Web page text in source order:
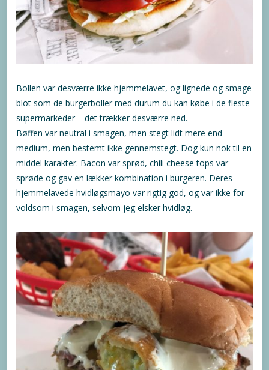
Bollen var desværre ikke hjemmelavet, og lignede og smage
blot som de burgerboller med durum du kan købe i de fleste
supermarkeder – det trækker desværre ned.
Bøffen var neutral i smagen, men stegt lidt mere end
medium, men bestemt ikke gennemstegt. Dog kun nok til en
middel karakter. Bacon var sprød, chili cheese tops var
sprøde og gav en lækker kombination i burgeren. Deres
hjemmelavede hvidløgsmayo var rigtig god, og var ikke for
voldsom i smagen, selvom jeg elsker hvidløg.